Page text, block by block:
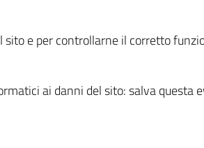
e per controllarne il corretto
ai danni del sito: salva questa